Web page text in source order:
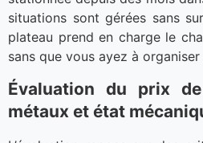
situations sont gérées sans
plateau prend en charge le
sans que vous ayez à
Évaluation du prix
métaux et état